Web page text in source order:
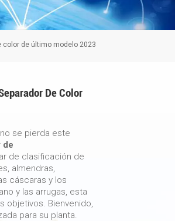
de último modelo 2023
De Color
se pierda este
de
de clasificación de
almendras,
cáscaras y los
y las arrugas, esta
objetivos. Bienvenido,
para su planta.